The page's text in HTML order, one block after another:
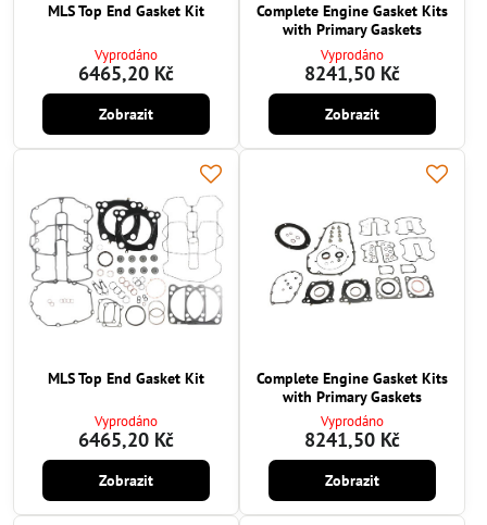
MLS Top End Gasket Kit
Vyprodáno
6465,20 Kč
Zobrazit
Complete Engine Gasket Kits
with Primary Gaskets
Vyprodáno
8241,50 Kč
Zobrazit
MLS Top End Gasket Kit
Vyprodáno
6465,20 Kč
Zobrazit
Complete Engine Gasket Kits
with Primary Gaskets
Vyprodáno
8241,50 Kč
Zobrazit